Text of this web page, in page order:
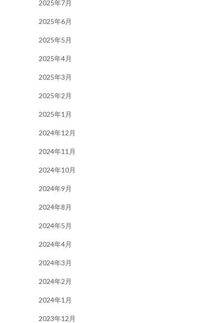
2025年7月
2025年6月
2025年5月
2025年4月
2025年3月
2025年2月
2025年1月
2024年12月
2024年11月
2024年10月
2024年9月
2024年8月
2024年5月
2024年4月
2024年3月
2024年2月
2024年1月
2023年12月